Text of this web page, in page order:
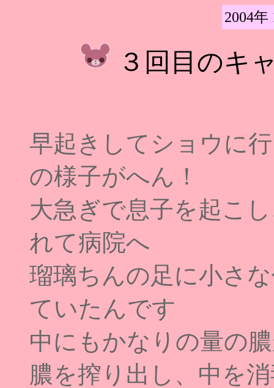
2004年
３回目のキ
早起きしてショウに
の様子がへん！
大急ぎで息子を起こ
れて病院へ
瑠璃ちんの足に小さ
ていたんです
中にもかなりの量の膿
膿を搾り出し、中を